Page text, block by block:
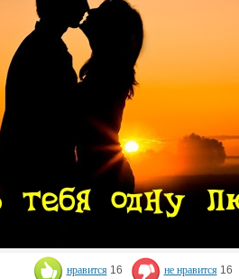
нравится 16 не нравится 16